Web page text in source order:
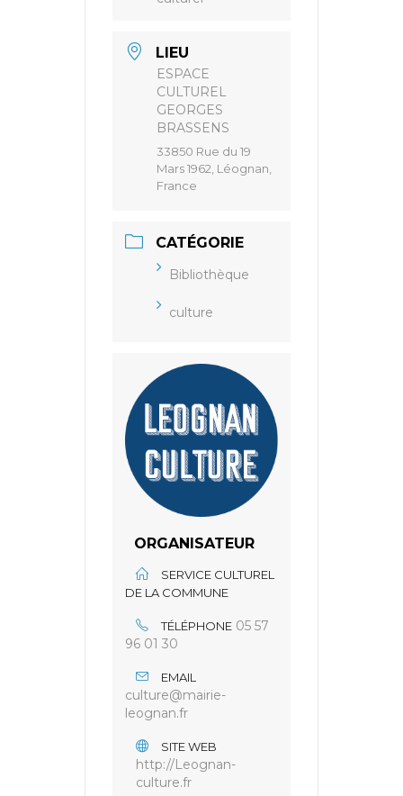
LIEU
ESPACE
CULTUREL
GEORGES
BRASSENS
33850 Rue du 19
Mars 1962, Léognan,
France
CATÉGORIE
Bibliothèque
culture
ORGANISATEUR
SERVICE CULTUREL
DE LA COMMUNE
TÉLÉPHONE 05 57
96 01 30
EMAIL
culture@mairie-
leognan.fr
SITE WEB
http://Leognan-
culture.fr